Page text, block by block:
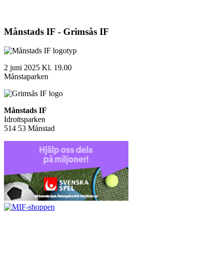
Månstads IF - Grimsås IF
2 juni 2025 Kl. 19.00
Månstaparken
Månstads IF
Idrottsparken
514 53 Månstad